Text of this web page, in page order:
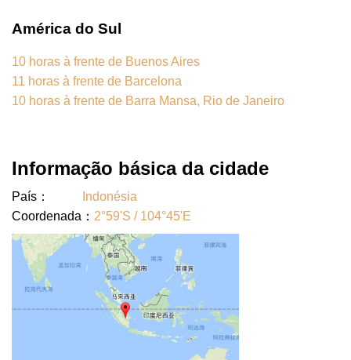
América do Sul
10 horas à frente de Buenos Aires
11 horas à frente de Barcelona
10 horas à frente de Barra Mansa, Rio de Janeiro
Informação básica da cidade
País：
Indonésia
Coordenada： 2°59'S / 104°45'E